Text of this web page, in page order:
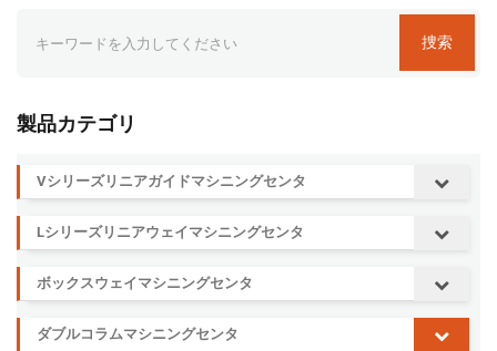
捜索
製品カテゴリ
Vシリーズリニアガイドマシニングセンタ
Lシリーズリニアウェイマシニングセンタ
ボックスウェイマシニングセンタ
ダブルコラムマシニングセンタ